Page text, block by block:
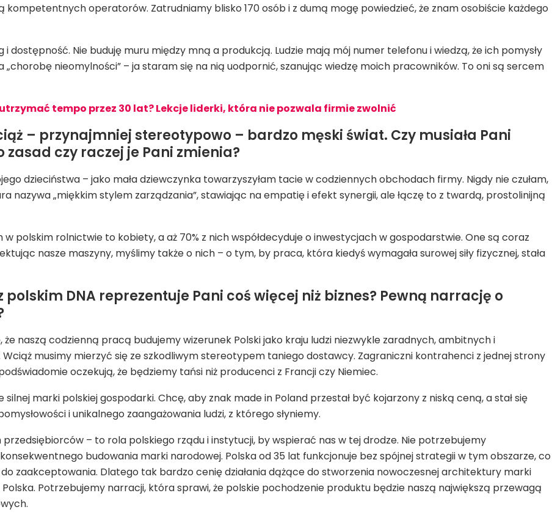
operatorów. Zatrudniamy blisko 170 osób i z dumą mogę powiedzieć, że znam osobiście każdego
Nie buduję muru między mną a produkcją. Ludzie mają mój numer telefonu i wiedzą, że ich pomysły
„chorobę nieomylności” – ja staram się na nią uodpornić, szanując wiedzę moich pracowników. To oni są sercem
utrzymać tempo przez 30 lat? Lekcje liderki, która nie pozwala firmie zwolnić
– przynajmniej stereotypowo – bardzo męski świat. Czy musiała Pani
czy raczej je Pani zmienia?
dzieciństwa – jako mała dziewczynka towarzyszyłam tacie w codziennych obchodach firmy. Nigdy nie czułam,
nazywa „miękkim stylem zarządzania”, stawiając na empatię i efekt synergii, ale łączę to z twardą, prostolinijną
polskim rolnictwie to kobiety, a aż 70% z nich współdecyduje o inwestycjach w gospodarstwie. One są coraz
nasze maszyny, myślimy także o nich – o tym, by praca, która kiedyś wymagała surowej siły fizycznej, stała
polskim DNA reprezentuje Pani coś więcej niż biznes? Pewną narrację o
naszą codzienną pracą budujemy wizerunek Polski jako kraju ludzi niezwykle zaradnych, ambitnych i
musimy mierzyć się ze szkodliwym stereotypem taniego dostawcy. Zagraniczni kontrahenci z jednej strony
oczekują, że będziemy tańsi niż producenci z Francji czy Niemiec.
marki polskiej gospodarki. Chcę, aby znak made in Poland przestał być kojarzony z niską ceną, a stał się
i unikalnego zaangażowania ludzi, z którego słyniemy.
– to rola polskiego rządu i instytucji, by wspierać nas w tej drodze. Nie potrzebujemy
budowania marki narodowej. Polska od 35 lat funkcjonuje bez spójnej strategii w tym obszarze, co
zaakceptowania. Dlatego tak bardzo cenię działania dążące do stworzenia nowoczesnej architektury marki
Potrzebujemy narracji, która sprawi, że polskie pochodzenie produktu będzie naszą największą przewagą